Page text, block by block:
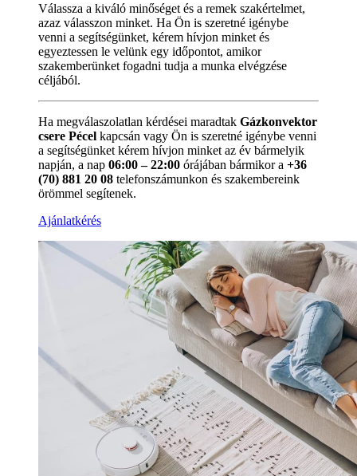
Válassza a kiváló minőséget és a remek szakértelmet,
azaz válasszon minket. Ha Ön is szeretné igénybe
venni a segítségünket, kérem hívjon minket és
egyeztessen le velünk egy időpontot, amikor
szakemberünket fogadni tudja a munka elvégzése
céljából.
Ha megválaszolatlan kérdései maradtak Gázkonvektor
csere Pécel kapcsán vagy Ön is szeretné igénybe venni
a segítségünket kérem hívjon minket az év bármelyik
napján, a nap 06:00 – 22:00 órájában bármikor a +36
(70) 881 20 08 telefonszámunkon és szakembereink
örömmel segítenek.
Ajánlatkérés